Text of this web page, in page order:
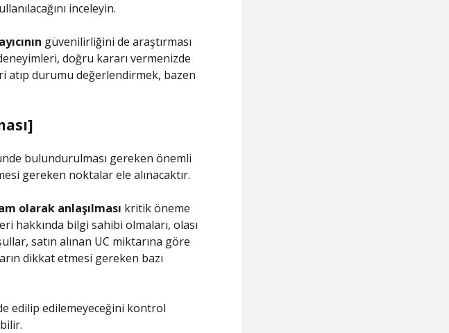
inceleyin.
güvenilirliğini de araştırması
doğru kararı vermenizde
atıp durumu değerlendirmek, bazen
bulundurulması gereken önemli
gereken noktalar ele alınacaktır.
olarak anlaşılması kritik öneme
hakkında bilgi sahibi olmaları, olası
satın alınan UC miktarına göre
dikkat etmesi gereken bazı
edilip edilemeyeceğini kontrol